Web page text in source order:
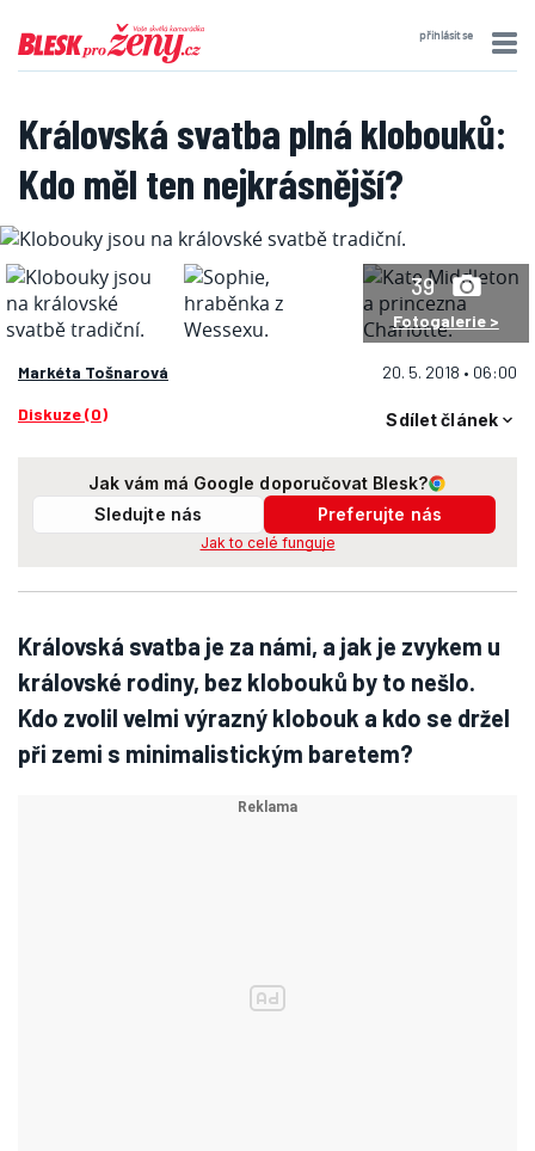
přihlásit se
Královská svatba plná klobouků:
Kdo měl ten nejkrásnější?
39
Fotogalerie >
Markéta Tošnarová 20. 5. 2018 • 06:00
Diskuze (0) Sdílet článek
Jak vám má Google doporučovat Blesk?
Sledujte nás
Preferujte nás
Jak to celé funguje
Královská svatba je za námi, a jak je zvykem u
královské rodiny, bez klobouků by to nešlo.
Kdo zvolil velmi výrazný klobouk a kdo se držel
při zemi s minimalistickým baretem?